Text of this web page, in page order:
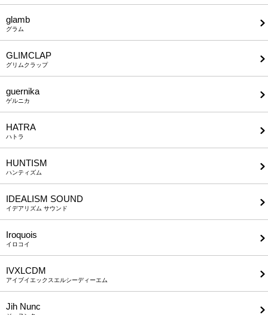
glamb
グラム
GLIMCLAP
グリムクラップ
guernika
ゲルニカ
HATRA
ハトラ
HUNTISM
ハンティズム
IDEALISM SOUND
イデアリズム サウンド
Iroquois
イロコイ
IVXLCDM
アイブイエックスエルシーディーエム
Jih Nunc